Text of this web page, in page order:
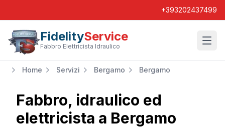
+393202437499
FidelityService
Fabbro Elettricista Idraulico
Home Servizi Bergamo Bergamo
Fabbro, idraulico ed
elettricista a Bergamo